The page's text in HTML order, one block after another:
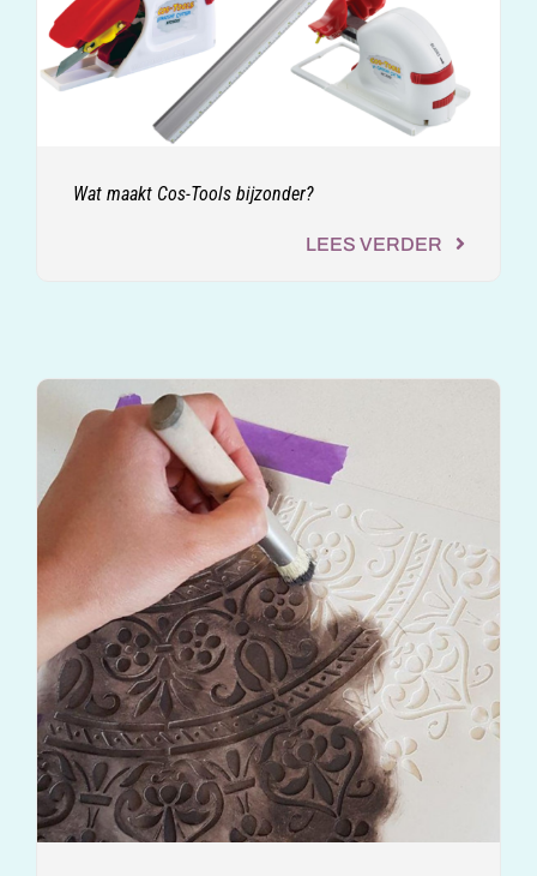
Wat maakt Cos-Tools bijzonder?
LEES VERDER